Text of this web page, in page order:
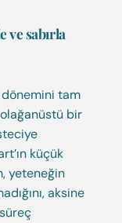
ve sabırla
tam
olağanüstü bir
küçük
yeteneğin
aksine